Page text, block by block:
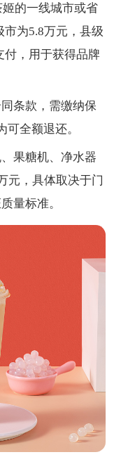
的一线城市或省
为5.8万元，县级
付，用于获得品牌
条款，需缴纳保
全额退还。
果糖机、净水器
元，具体取决于门
量标准。